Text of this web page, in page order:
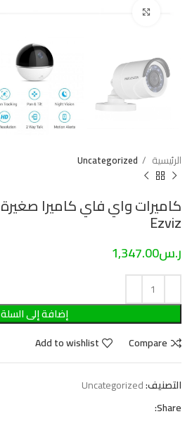
الرئيسية Uncategorized
Ezviz
ر.س1,347.00
إضافة إلى السلة
Compare
Add to wishlist
التصنيف:Uncategorized
Share: